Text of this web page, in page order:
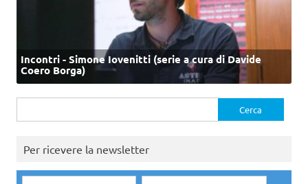
Incontri - Simone Iovenitti (serie a cura di Davide
Coero Borga)
per:
Per ricevere la newsletter